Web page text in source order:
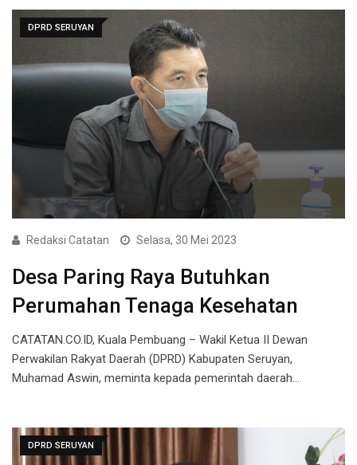
DPRD SERUYAN
Redaksi Catatan Selasa, 30 Mei 2023
Desa Paring Raya Butuhkan
Perumahan Tenaga Kesehatan
CATATAN.CO.ID, Kuala Pembuang – Wakil Ketua II Dewan
Perwakilan Rakyat Daerah (DPRD) Kabupaten Seruyan,
Muhamad Aswin, meminta kepada pemerintah daerah…
DPRD SERUYAN